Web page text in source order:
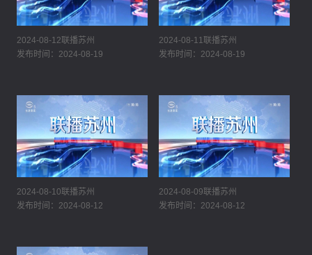
2024-08-12联播苏州
发布时间：2024-08-19
2024-08-11联播苏州
发布时间：2024-08-19
2024-08-10联播苏州
发布时间：2024-08-12
2024-08-09联播苏州
发布时间：2024-08-12